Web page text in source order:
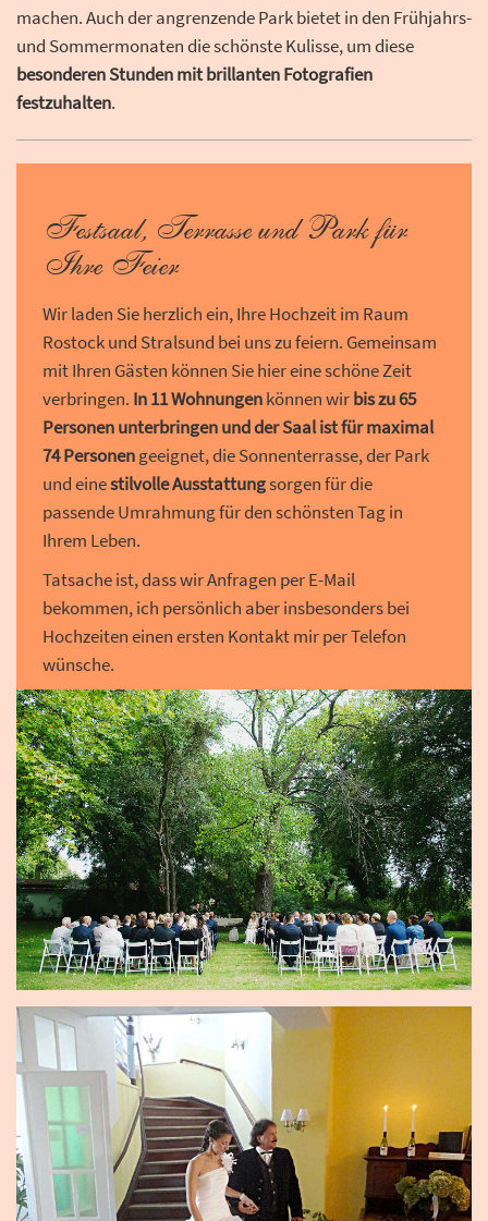
machen. Auch der angrenzende Park bietet in den Frühjahrs-
und Sommermonaten die schönste Kulisse, um diese
besonderen Stunden mit brillanten Fotografien
festzuhalten.
Festsaal, Terrasse und Park für
Ihre Feier
Wir laden Sie herzlich ein, Ihre Hochzeit im Raum
Rostock und Stralsund bei uns zu feiern. Gemeinsam
mit Ihren Gästen können Sie hier eine schöne Zeit
verbringen. In 11 Wohnungenkönnen wirbis zu 65
Personen unterbringen und der Saal ist für maximal
74 Personengeeignet, die Sonnenterrasse, der Park
und einestilvolle Ausstattungsorgen für die
passende Umrahmung für den schönsten Tag in
Ihrem Leben.
Tatsache ist, dass wir Anfragen per E-Mail
bekommen, ich persönlich aber insbesonders bei
Hochzeiten einen ersten Kontakt mir per Telefon
wünsche.